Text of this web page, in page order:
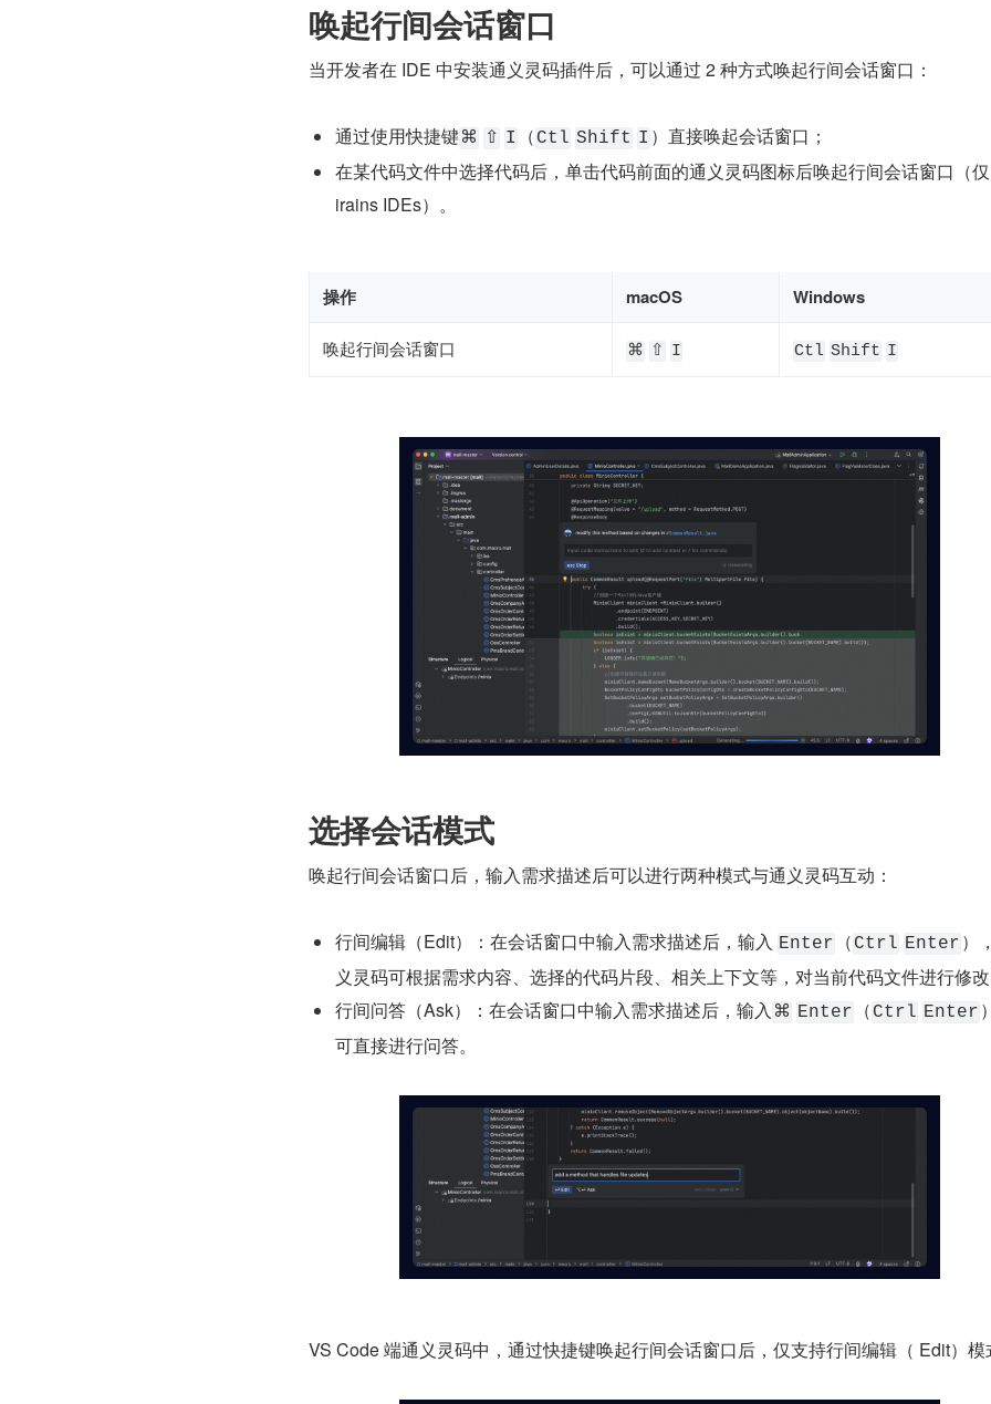
唤起行间会话窗口
当开发者在 IDE 中安装通义灵码插件后，可以通过 2 种方式唤起行间会话窗口：
通过使用快捷键⌘ ⇧ I （ Ctl Shift I ）直接唤起会话窗口；
在某代码文件中选择代码后，单击代码前面的通义灵码图标后唤起行间会话窗口（仅
irains IDEs）。
操作 macOS Windows
唤起行间会话窗口 ⌘ ⇧ I Ctl Shift I
选择会话模式
唤起行间会话窗口后，输入需求描述后可以进行两种模式与通义灵码互动：
行间编辑（Edit）：在会话窗口中输入需求描述后，输入 Enter （ Ctrl Enter ）
义灵码可根据需求内容、选择的代码片段、相关上下文等，对当前代码文件进行修改
行间问答（Ask）：在会话窗口中输入需求描述后，输入 ⌘ Enter （ Ctrl Enter
可直接进行问答。
VS Code 端通义灵码中，通过快捷键唤起行间会话窗口后，仅支持行间编辑（ Edit）模